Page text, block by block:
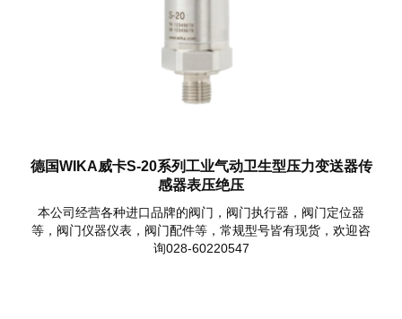
德国WIKA威卡S-20系列工业气动卫生型压力变送器传
感器表压绝压
本公司经营各种进口品牌的阀门，阀门执行器，阀门定位器
等，阀门仪器仪表，阀门配件等，常规型号皆有现货，欢迎咨
询028-60220547